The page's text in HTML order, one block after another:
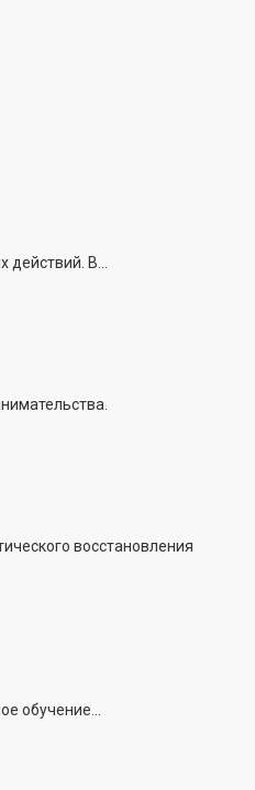
В...
восстановления
обучение...